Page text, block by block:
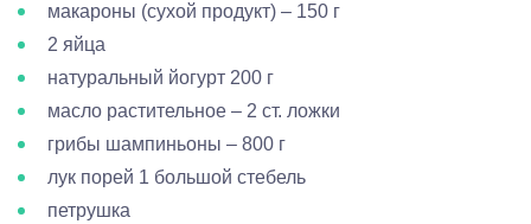
макароны (сухой продукт) – 150 г
2 яйца
натуральный йогурт 200 г
масло растительное – 2 ст. ложки
грибы шампиньоны – 800 г
лук порей 1 большой стебель
петрушка